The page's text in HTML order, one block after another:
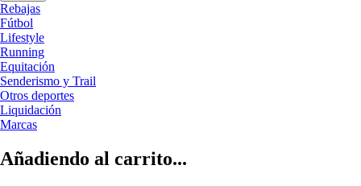
Rebajas
Fútbol
Lifestyle
Running
Equitación
Senderismo y Trail
Otros deportes
Liquidación
Marcas
Añadiendo al carrito...